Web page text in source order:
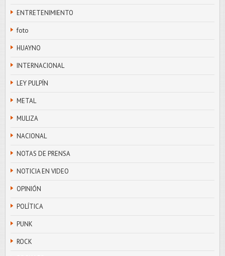
ENTRETENIMIENTO
foto
HUAYNO
INTERNACIONAL
LEY PULPÍN
METAL
MULIZA
NACIONAL
NOTAS DE PRENSA
NOTICIA EN VIDEO
OPINIÓN
POLÍTICA
PUNK
ROCK